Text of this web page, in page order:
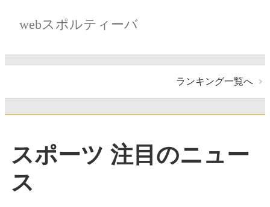
webスポルティーバ
ランキング一覧へ
スポーツ 注目のニュー
ス